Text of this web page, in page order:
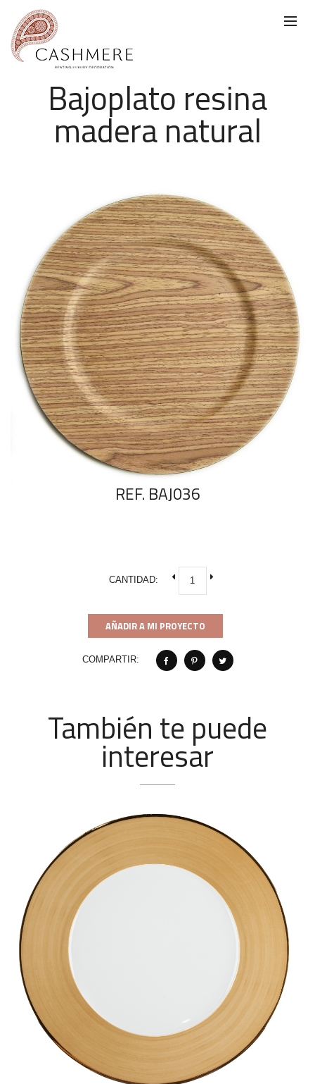
Bajoplato resina
madera natural
REF. BAJ036
CANTIDAD:
AÑADIR A MI PROYECTO
COMPARTIR:
También te puede
interesar